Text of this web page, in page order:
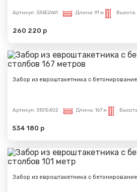
Артикул: S34E2661 Длина: 91 м Высота:
260 220 р
Забор из евроштакетника с
Артикул: S151E402 Длина: 167 м
534 180 р
Забор из евроштакетника с